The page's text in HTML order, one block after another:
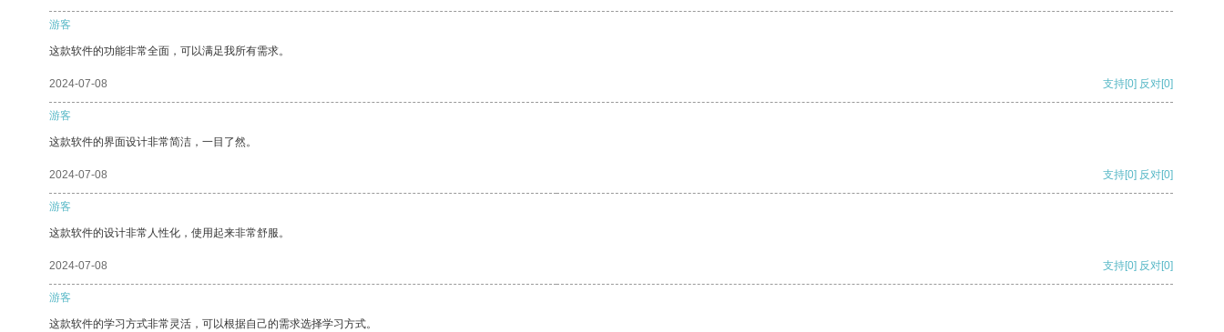
游客
这款软件的功能非常全面，可以满足我所有需求。
2024-07-08 支持[0] 反对[0]
游客
这款软件的界面设计非常简洁，一目了然。
2024-07-08 支持[0] 反对[0]
游客
这款软件的设计非常人性化，使用起来非常舒服。
2024-07-08 支持[0] 反对[0]
游客
这款软件的学习方式非常灵活，可以根据自己的需求选择学习方式。